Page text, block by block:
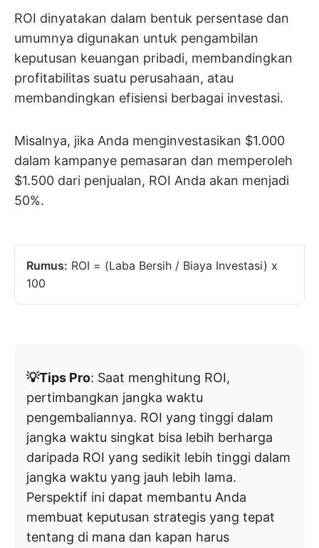
ROI dinyatakan dalam bentuk persentase dan
umumnya digunakan untuk pengambilan
keputusan keuangan pribadi, membandingkan
profitabilitas suatu perusahaan, atau
membandingkan efisiensi berbagai investasi.
Misalnya, jika Anda menginvestasikan $1.000
dalam kampanye pemasaran dan memperoleh
$1.500 dari penjualan, ROI Anda akan menjadi
50%.
Rumus: ROI = (Laba Bersih / Biaya Investasi) x
100
💡Tips Pro: Saat menghitung ROI,
pertimbangkan jangka waktu
pengembaliannya. ROI yang tinggi dalam
jangka waktu singkat bisa lebih berharga
daripada ROI yang sedikit lebih tinggi dalam
jangka waktu yang jauh lebih lama.
Perspektif ini dapat membantu Anda
membuat keputusan strategis yang tepat
tentang di mana dan kapan harus